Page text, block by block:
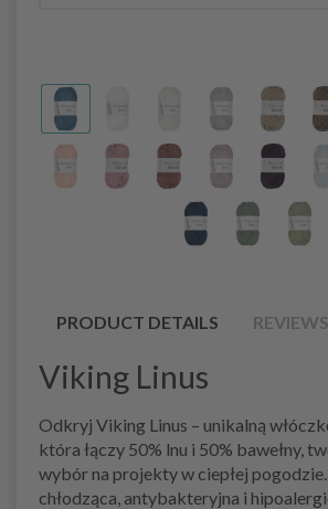
PRODUCT DETAILS REVIEWS
Viking Linus
Odkryj Viking Linus – unikalną
która łączy 50% lnu i 50% bawełny,
wybór na projekty w ciepłej
chłodząca, antybakteryjna i